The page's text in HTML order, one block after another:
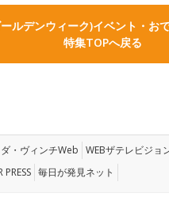
ルデンウィーク)イベント・お
特集TOPへ戻る
ダ・ヴィンチWeb WEBザテレビジョ
PRESS 毎日が発見ネット